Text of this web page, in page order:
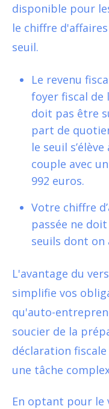
disponible pour
le chiffre
seuil.
Le revenu
foyer fiscal de
doit pas être
part de
le seuil
couple avec
992 euros.
Votre chiffre
passée ne
seuils dont on
L'avantage du
simplifie vos
qu'auto-
soucier de la
déclaration
une tâche
En optant pour le